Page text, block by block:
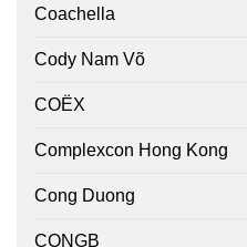
Coachella
Cody Nam Võ
COËX
Complexcon Hong Kong
Cong Duong
CONGB